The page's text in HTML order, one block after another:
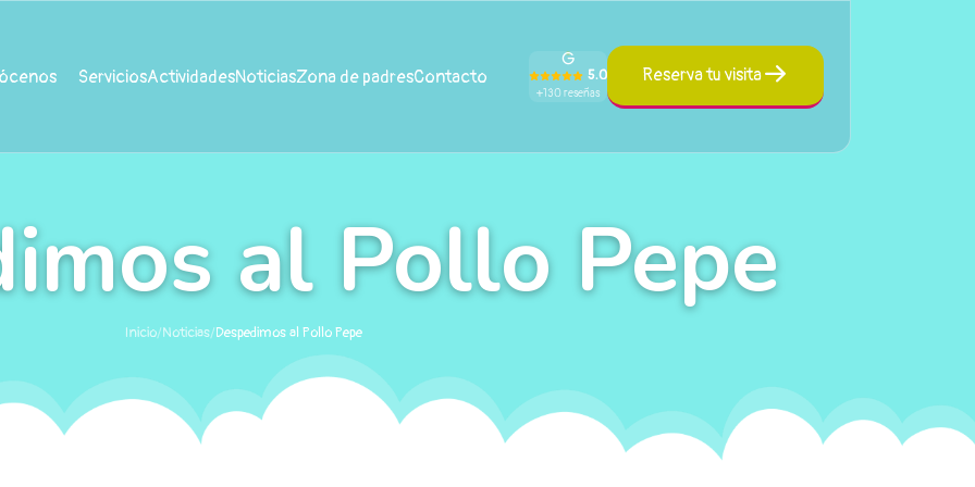
ServiciosActividadesNoticiasZona de padresContacto 5.0
+130 reseñas
Reserva tu visita
al Pollo Pepe
Inicio/Noticias/Despedimos al Pollo Pepe